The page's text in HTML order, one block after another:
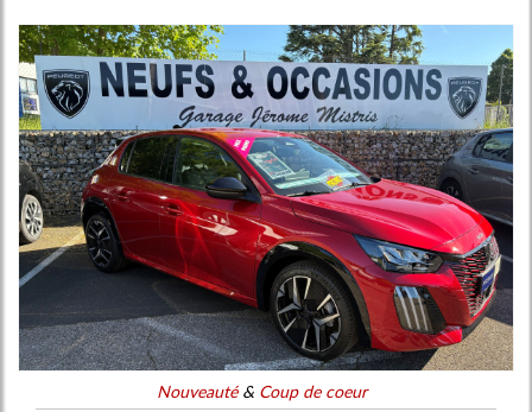
Nouveauté& Coup de coeur